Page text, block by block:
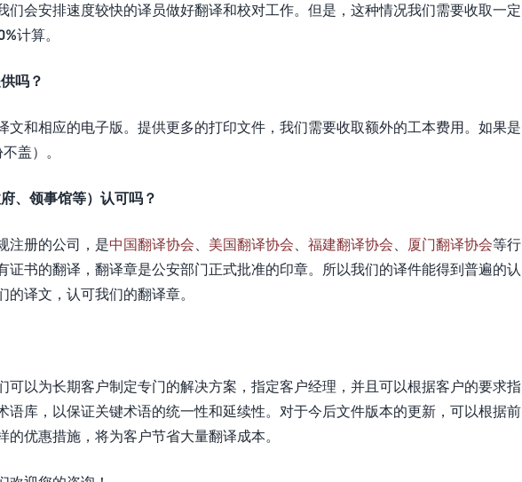
们会安排速度较快的译员做好翻译和校对工作。但是，这种情况我们需要收取一定
计算。
吗？
文和相应的电子版。提供更多的打印文件，我们需要收取额外的工本费用。如果是
盖）。
、领事馆等）认可吗？
注册的公司，是中国翻译协会 美国翻译协会 福建翻译协会 厦门翻译协会等行
证书的翻译，翻译章是公安部门正式批准的印章。所以我们的译件能得到普遍的认
译文，认可我们的翻译章。
可以为长期客户制定专门的解决方案，指定客户经理，并且可以根据客户的要求指
语库，以保证关键术语的统一性和延续性。对于今后文件版本的更新，可以根据前
优惠措施，将为客户节省大量翻译成本。